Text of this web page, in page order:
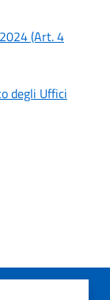
(Art. 4
degli Uffici